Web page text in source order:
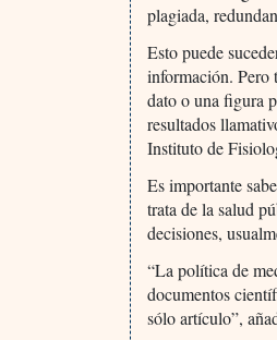
plagiada,
Esto puede
información. Pero
dato o una figura
resultados
Instituto de
Es importante
trata de la salud
decisiones,
“La política de
documentos
sólo artículo”,